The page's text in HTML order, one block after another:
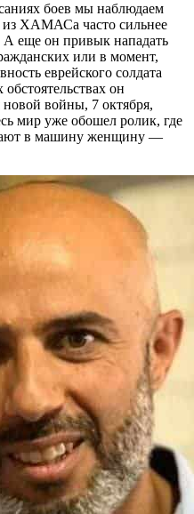
боев мы наблюдаем
ХАМАСа часто сильнее
А еще он привык нападать
или в момент,
еврейского солдата
он
войны, 7 октября,
мир уже обошел ролик, где
в машину женщину —